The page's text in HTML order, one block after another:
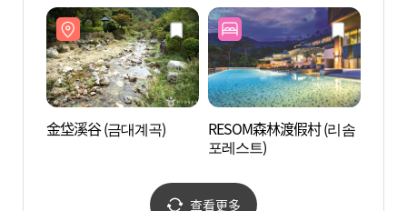
金垈溪谷 (금대계곡)
RESOM森林渡假村 (리솜
포레스트)
查看更多